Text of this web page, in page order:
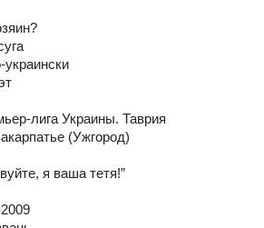
лига Украины. Таврия
(Ужгород)
я ваша тетя!”